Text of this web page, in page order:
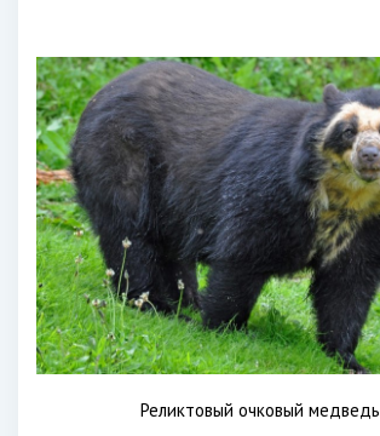
Реликтовый очковый медведь